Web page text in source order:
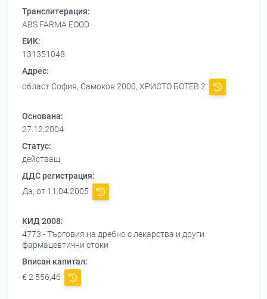
Транслитерация:
ABS FARMA EOOD
ЕИК:
131351048
Адрес:
област София, Самоков 2000, ХРИСТО БОТЕВ 2
Основана:
27.12.2004
Статус:
действащ
ДДС регистрация:
Да, от 11.04.2005
КИД 2008:
4773 - Търговия на дребно с лекарства и други
фармацевтични стоки
Вписан капитал:
€ 2 556,46